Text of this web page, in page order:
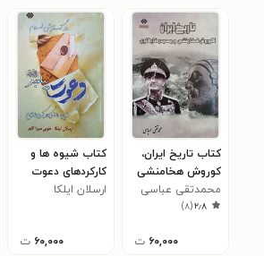
کتاب تاریخ ایران،
کوروش هخامنشی
و محمدرضا پهلوی
محمدتقی عباسی
۲٫۸(۸)
۶۰,۰۰۰ ت
کتاب شیوه ها و
کارکردهای دعوت
پیامبر (ص) در
ارسلان ایلکا
۶۰,۰۰۰ ت